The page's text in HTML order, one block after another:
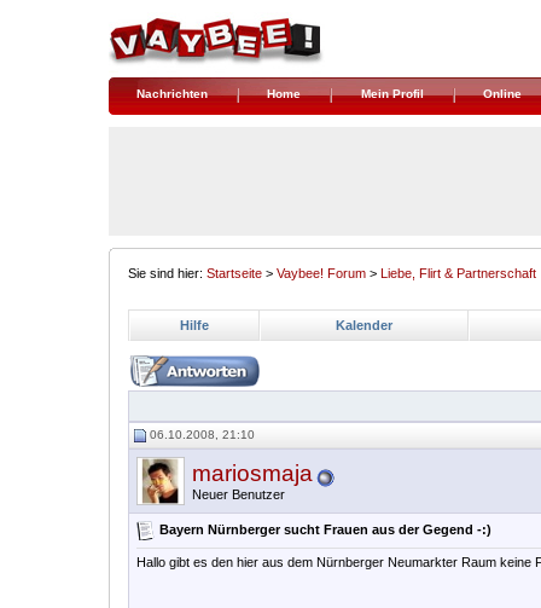
Nachrichten Home Mein Profil Online
Sie sind hier: Startseite > Vaybee! Forum > Liebe, Flirt & Partnerschaft
Hilfe Kalender
06.10.2008, 21:10
mariosmaja
Neuer Benutzer
Bayern Nürnberger sucht Frauen aus der Gegend -:)
Hallo gibt es den hier aus dem Nürnberger Neumarkter Raum keine